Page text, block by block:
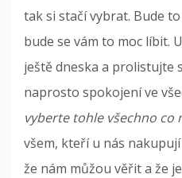
tak si stačí vybrat. Bude
bude se vám to moc líbit.
ještě dneska a prolistujte
naprosto spokojení ve
vyberte tohle všechno co
všem, kteří u nás
že nám můžou věřit a že